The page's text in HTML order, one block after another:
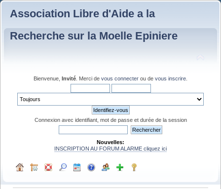
Association Libre d'Aide a la
Recherche sur la Moelle Epiniere
Bienvenue, Invité . Merci de vous connecter ou de vous inscrire
Connexion avec identifiant, mot de passe et durée de la session
Nouvelles:
INSCRIPTION AU FORUM ALARME cliquez ici